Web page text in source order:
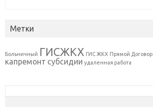
Метки
Больничный ГИСЖКХ ГИС ЖКХ Прямой Договор
капремонт субсидии удаленная работа